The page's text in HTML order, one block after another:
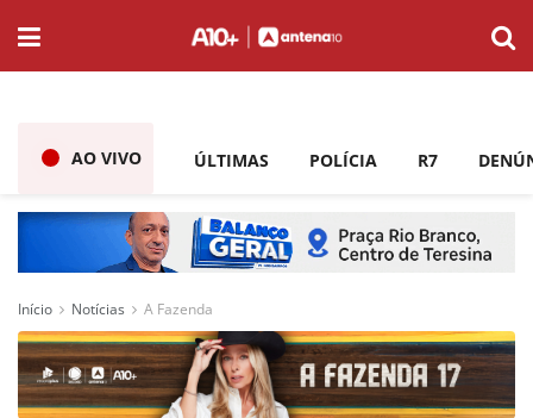
AO VIVO ÚLTIMAS POLÍCIA R7
Início Notícias A Fazenda